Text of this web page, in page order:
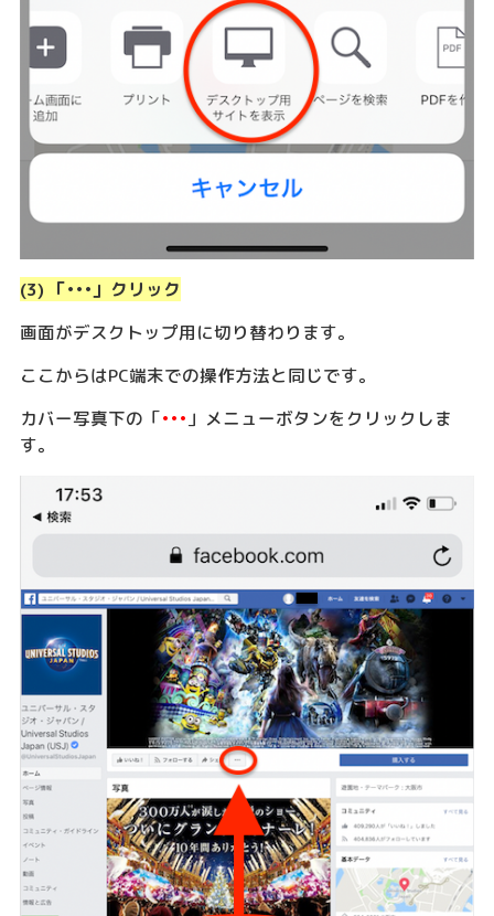
(3) 「•••」クリック
画面がデスクトップ用に切り替わります。
ここからはPC端末での操作方法と同じです。
カバー写真下の「•••」メニューボタンをクリックしま
す。